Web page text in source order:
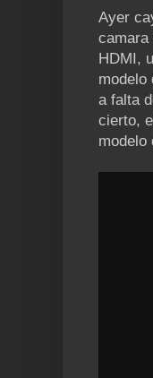
Ayer
camara
HDMI,
modelo
a falta
cierto,
modelo